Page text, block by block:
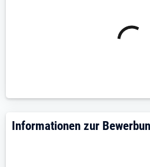
Programmierkenntnisse in
Idealerweise Erfahrung mit
Vorteil
Wort und Schrift
Informationen zur